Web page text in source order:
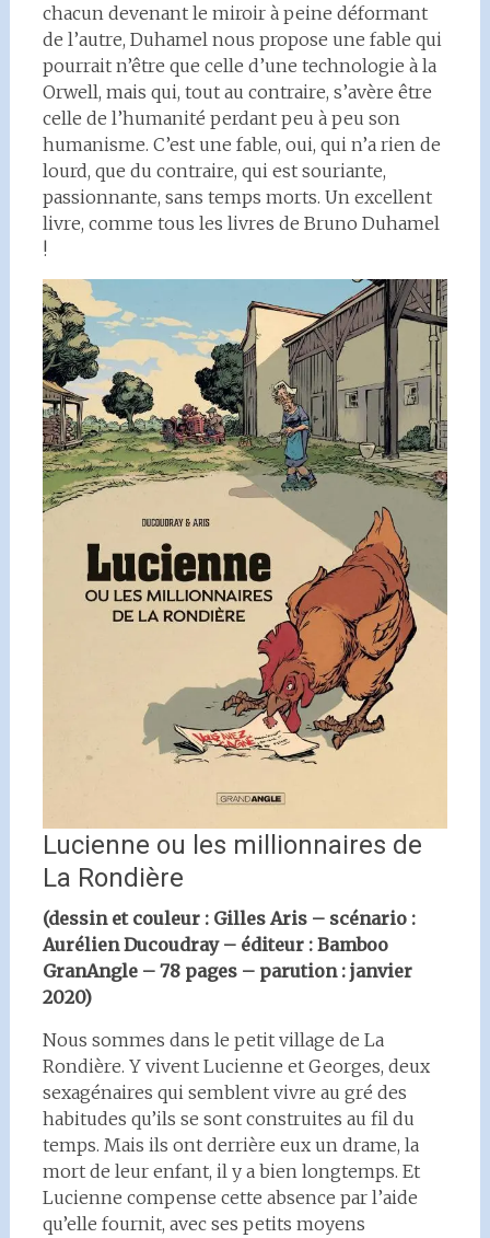
chacun devenant le miroir à peine déformant
de l’autre, Duhamel nous propose une fable qui
pourrait n’être que celle d’une technologie à la
Orwell, mais qui, tout au contraire, s’avère être
celle de l’humanité perdant peu à peu son
humanisme. C’est une fable, oui, qui n’a rien de
lourd, que du contraire, qui est souriante,
passionnante, sans temps morts. Un excellent
livre, comme tous les livres de Bruno Duhamel
!
Lucienne ou les millionnaires de
La Rondière
(dessin et couleur : Gilles Aris – scénario :
Aurélien Ducoudray – éditeur : Bamboo
GranAngle – 78 pages – parution : janvier
2020)
Nous sommes dans le petit village de La
Rondière. Y vivent Lucienne et Georges, deux
sexagénaires qui semblent vivre au gré des
habitudes qu’ils se sont construites au fil du
temps. Mais ils ont derrière eux un drame, la
mort de leur enfant, il y a bien longtemps. Et
Lucienne compense cette absence par l’aide
qu’elle fournit, avec ses petits moyens